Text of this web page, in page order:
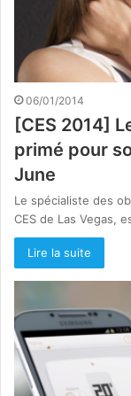
06/01/2014
[CES 2014]
primé pour
June
Le spécialiste des
CES de Las Vegas,
Lire la suite